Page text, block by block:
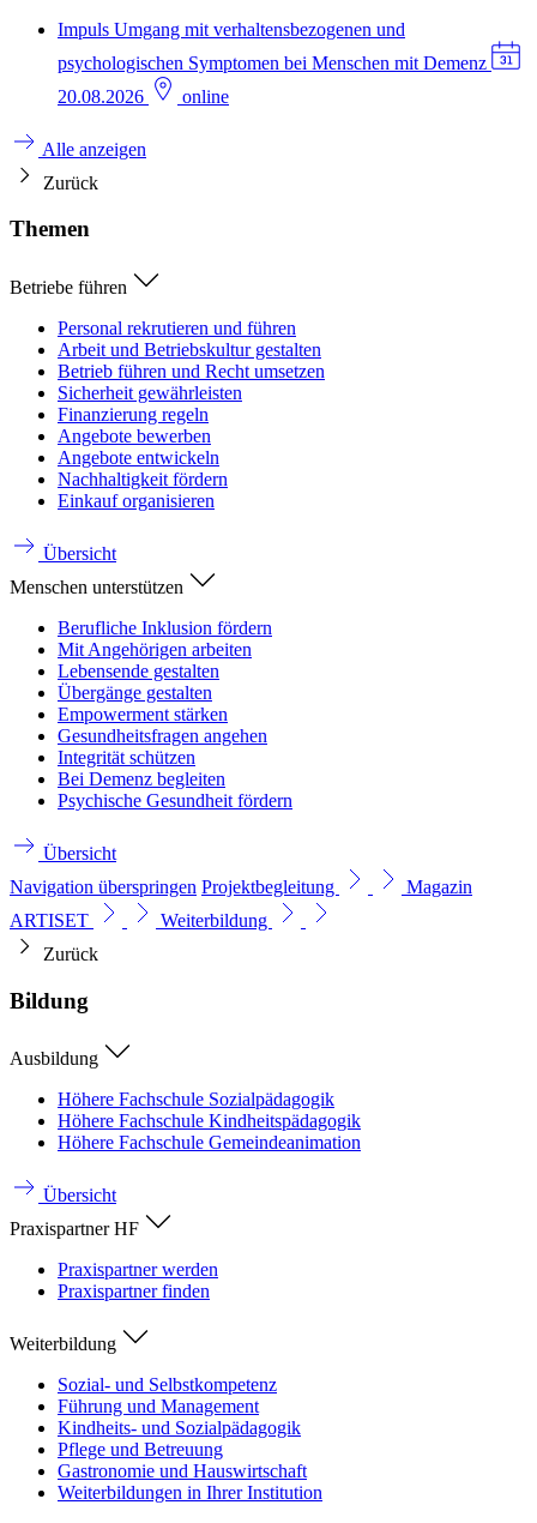
Impuls Umgang mit verhaltensbezogenen und
psychologischen Symptomen bei Menschen mit Demenz
20.08.2026
online
Alle anzeigen
Zurück
Themen
Betriebe führen
Personal rekrutieren und führen
Arbeit und Betriebskultur gestalten
Betrieb führen und Recht umsetzen
Sicherheit gewährleisten
Finanzierung regeln
Angebote bewerben
Angebote entwickeln
Nachhaltigkeit fördern
Einkauf organisieren
Übersicht
Menschen unterstützen
Berufliche Inklusion fördern
Mit Angehörigen arbeiten
Lebensende gestalten
Übergänge gestalten
Empowerment stärken
Gesundheitsfragen angehen
Integrität schützen
Bei Demenz begleiten
Psychische Gesundheit fördern
Übersicht
Navigation überspringen Projektbegleitung
Magazin
ARTISET
Weiterbildung
Zurück
Bildung
Ausbildung
Höhere Fachschule Sozialpädagogik
Höhere Fachschule Kindheitspädagogik
Höhere Fachschule Gemeindeanimation
Übersicht
Praxispartner HF
Praxispartner werden
Praxispartner finden
Weiterbildung
Sozial- und Selbstkompetenz
Führung und Management
Kindheits- und Sozialpädagogik
Pflege und Betreuung
Gastronomie und Hauswirtschaft
Weiterbildungen in Ihrer Institution